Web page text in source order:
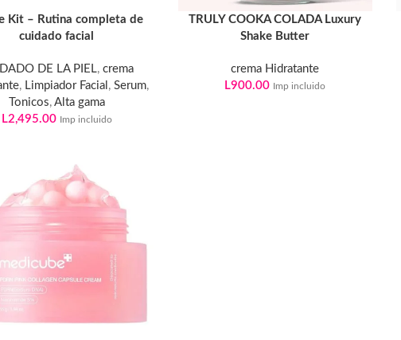
Kit – Rutina completa de
cuidado facial
DE LA PIEL,crema
, Limpiador Facial , Serum,
Tonicos, Alta gama
L2,495.00 Imp incluido
TRULY COOKA COLADA Luxury
Shake Butter
crema Hidratante
L900.00 Imp incluido